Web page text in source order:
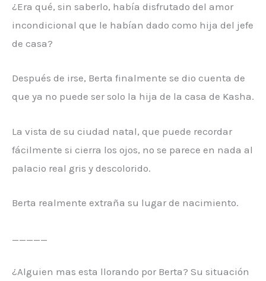
¿Era qué, sin saberlo, había disfrutado del amor
incondicional que le habían dado como hija del jefe
de casa?
Después de irse, Berta finalmente se dio cuenta de
que ya no puede ser solo la hija de la casa de Kasha.
La vista de su ciudad natal, que puede recordar
fácilmente si cierra los ojos, no se parece en nada al
palacio real gris y descolorido.
Berta realmente extraña su lugar de nacimiento.
_____
¿Alguien mas esta llorando por Berta? Su situación